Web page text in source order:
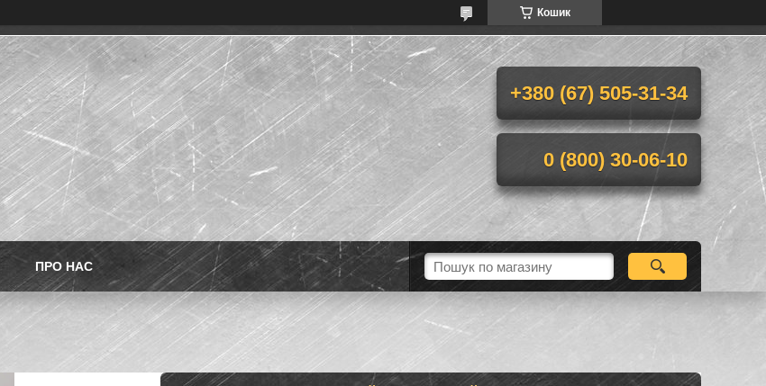
Кошик
+380 (67) 505-31-34
0 (800) 30-06-10
ПРО НАС